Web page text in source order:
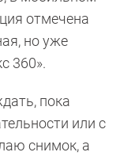
отмечена
но уже
360».
пока
или с
снимок, а